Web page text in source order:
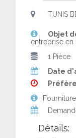
TUNIS
Objet
entreprise en
1 Pièce
Date
Détails: